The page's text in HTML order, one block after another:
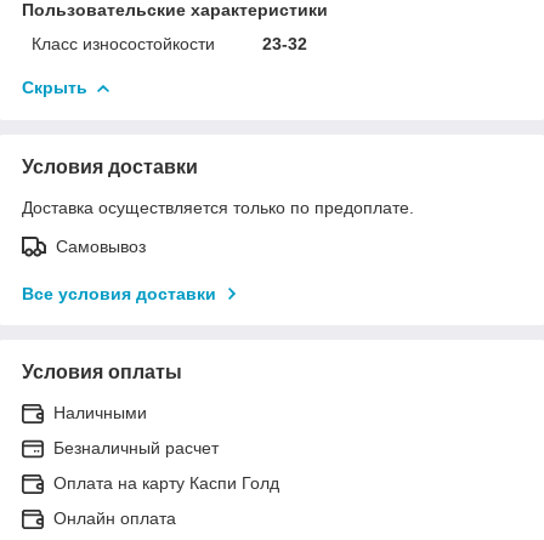
Пользовательские характеристики
Класс износостойкости
23-32
Скрыть
Условия доставки
Доставка осуществляется только по предоплате.
Самовывоз
Все условия доставки
Условия оплаты
Наличными
Безналичный расчет
Оплата на карту Каспи Голд
Онлайн оплата